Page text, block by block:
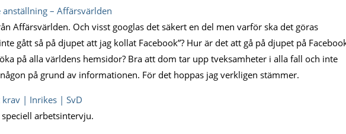
anställning – Affärsvärlden
Affärsvärlden. Och visst googlas det säkert en del men varför ska det göras
gått så på djupet att jag kollat Facebook”? Hur är det att gå på djupet på
på alla världens hemsidor? Bra att dom tar upp tveksamheter i alla fall och inte
på grund av informationen. För det hoppas jag verkligen stämmer.
krav | Inrikes | SvD
arbetsintervju.